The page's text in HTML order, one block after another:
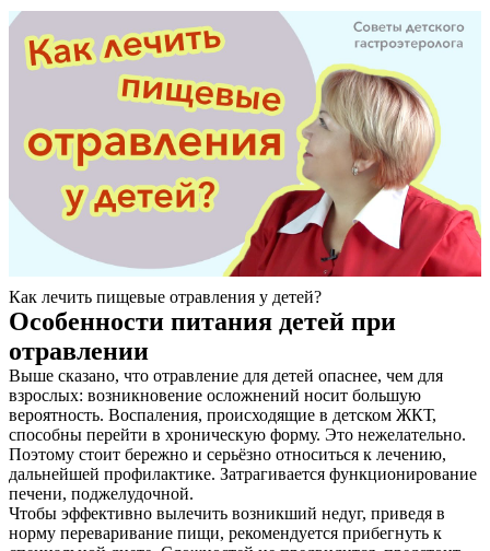
О нас
Акции
Отзывы
Статьи
Контакты
Как лечить пищевые отравления у детей?
Особенности питания детей при
отравлении
Выше сказано, что отравление для детей опаснее, чем для
взрослых: возникновение осложнений носит большую
вероятность. Воспаления, происходящие в детском ЖКТ,
способны перейти в хроническую форму. Это нежелательно.
Поэтому стоит бережно и серьёзно относиться к лечению,
дальнейшей профилактике. Затрагивается функционирование
печени, поджелудочной.
Чтобы эффективно вылечить возникший недуг, приведя в
норму переваривание пищи, рекомендуется прибегнуть к